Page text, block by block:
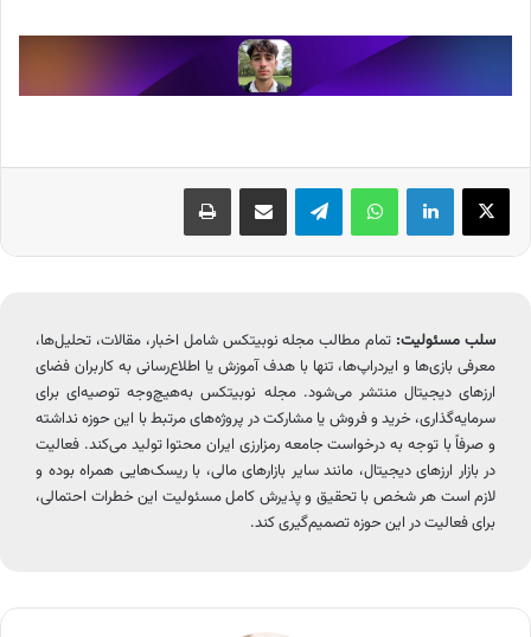
X لینکدین واتس آپ تلگرام اشتراک گذاری از طریق ایمیل چاپ
سلب مسئولیت: تمام مطالب مجله نوبیتکس شامل اخبار، مقالات، تحلیل‌ها،
معرفی بازی‌ها و ایردراپ‌ها، تنها با هدف آموزش یا اطلاع‌رسانی به کاربران فضای
ارزهای دیجیتال منتشر می‌شود. مجله نوبیتکس به‌هیچ‌وجه توصیه‌ای برای
سرمایه‌گذاری، خرید و فروش یا مشارکت در پروژه‌های مرتبط با این حوزه نداشته
و صرفاً با توجه به درخواست جامعه رمزارزی ایران محتوا تولید می‌کند. فعالیت
در بازار ارزهای دیجیتال، مانند سایر بازارهای مالی، با ریسک‌هایی همراه بوده و
لازم است هر شخص با تحقیق و پذیرش کامل مسئولیت این خطرات احتمالی،
برای فعالیت در این حوزه تصمیم‌گیری کند.